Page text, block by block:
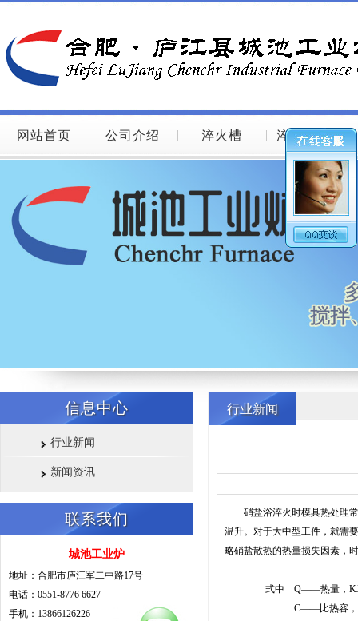
网站首页 公司介绍 淬火槽 淬火槽图片
信息中心
行业新闻
新闻资讯
联系我们
城池工业炉
地址：合肥市庐江军二中路17号
电话：0551-8776 6627
手机：13866126226
行业新闻
硝盐浴淬火时模具热处理常
温升。对于大中型工件，就需
略硝盐散热的热量损失因素，
式中 Q——热量，
C——比热容，KJ/